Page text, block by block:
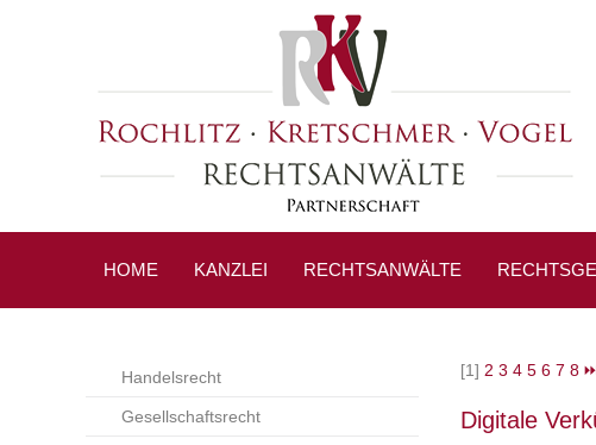
HOME KANZLEI RECHTSANWÄLTE
Handelsrecht
Gesellschaftsrecht
[1] 2 3 4 5 6 7 8
Digitale